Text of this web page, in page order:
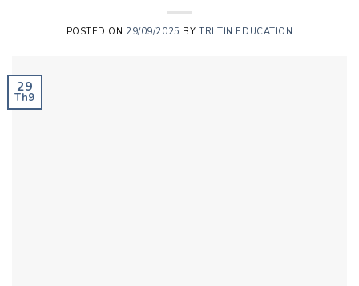
POSTED ON 29/09/2025 BY TRI TIN EDUCATION
29
Th9